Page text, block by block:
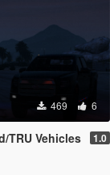
469 6
TRU Vehicles 1.0